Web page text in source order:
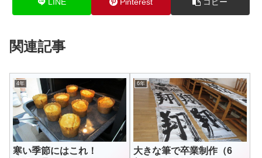
関連記事
4年
寒い季節にはこれ！
6年
大きな筆で卒業制作（6